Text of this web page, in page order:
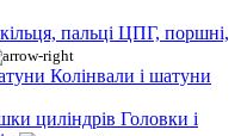
ЦПГ, поршні,
Колінвали і шатуни
Головки і